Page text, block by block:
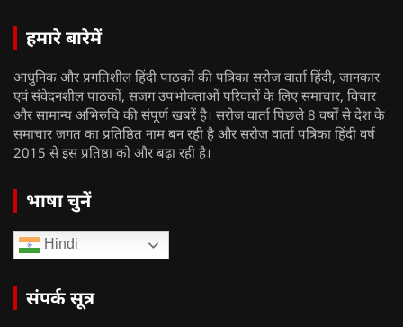
हमारे बारेमें
आधुनिक और प्रगतिशील हिंदी पाठकों की पत्रिका सरोज वार्ता हिंदी, जानकार
एवं संवेदनशील पाठकों, सजग उपभोक्ताओं परिवारों के लिए समाचार, विचार
और सामान्य अभिरुचि की संपूर्ण खबरें है। सरोज वार्ता पिछले 8 वर्षों से देश के
समाचार जगत का प्रतिष्ठित नाम बन रही है और सरोज वार्ता पत्रिका हिंदी वर्ष
2015 से इस प्रतिष्ठा को और बढ़ा रही है।
भाषा चुनें
Hindi
संपर्क सूत्र